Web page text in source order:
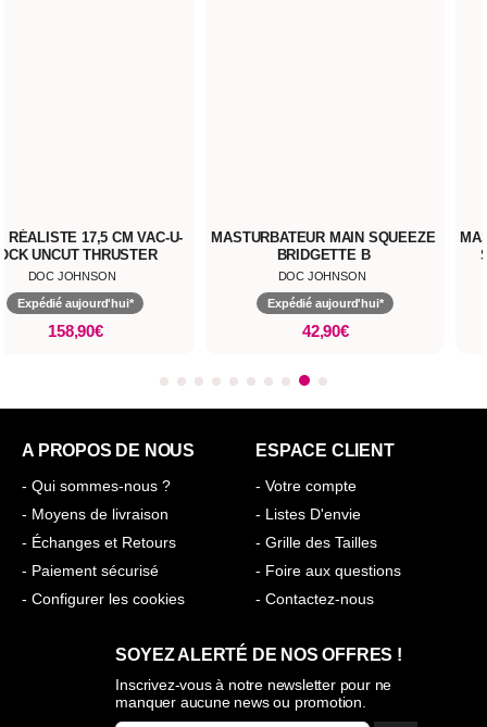
CM VAC-U-
MASTURBATEUR MAIN SQUEEZE
Expédié aujourd'hui*
SIGNATURE
A PROPOS DE NOUS
- Qui sommes-nous ?
- Moyens de livraison
- Échanges et Retours
- Paiement sécurisé
- Configurer les cookies
ESPACE CLIENT
- Votre compte
- Listes D'envie
- Grille des Tailles
- Foire aux questions
- Contactez-nous
SOYEZ ALERTÉ DE NOS OFFRES !
Inscrivez-vous à notre newsletter pour ne
manquer aucune news ou promotion.